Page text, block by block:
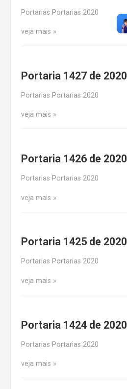
Portarias Portarias 2020
veja mais
Portaria 1427 de 2020
Portarias Portarias 2020
veja mais
Portaria 1426 de 2020
Portarias Portarias 2020
veja mais
Portaria 1425 de 2020
Portarias Portarias 2020
veja mais
Portaria 1424 de 2020
Portarias Portarias 2020
veja mais